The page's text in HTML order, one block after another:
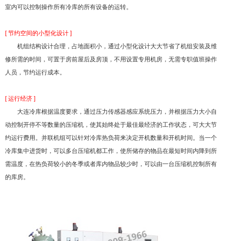
室内可以控制操作所有冷库的所有设备的运转。
[ 节约空间的小型化设计 ]
机组结构设计合理，占地面积小，通过小型化设计大大节省了机组安装及维
修所需的时间，可置于房前屋后及房顶，不用设置专用机房，无需专职值班操作
人员，节约运行成本。
[ 运行经济 ]
大连冷库根据温度要求，通过压力传感器感应系统压力，并根据压力大小自
动控制开停不等数量的压缩机， 使其始终处于最佳最经济的工作状态，可大大节
约运行费用。并联机组可以针对冷库热负荷来决定开机数量和开机时间。当一个
冷库集中进货时，可以多台压缩机都工作，使所储存的物品在最短时间内降到所
需温度，在热负荷较小的冬季或者库内物品较少时，可以由一台压缩机控制所有
的库房。